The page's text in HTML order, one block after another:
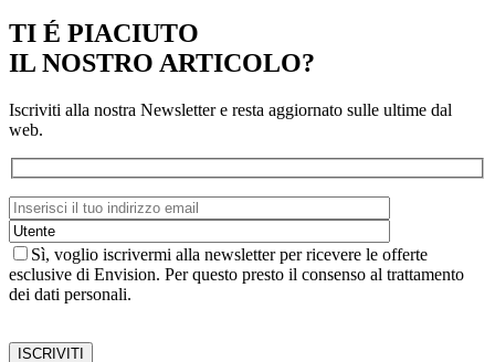
TI É PIACIUTO
IL NOSTRO ARTICOLO?
Iscriviti alla nostra Newsletter e resta aggiornato sulle ultime dal
web.
Sì, voglio iscrivermi alla newsletter per ricevere le offerte
esclusive di Envision. Per questo presto il consenso al trattamento
dei dati personali.